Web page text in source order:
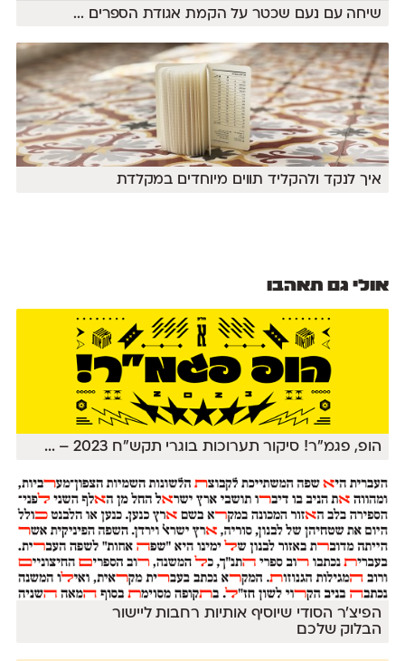
שיחה עם נעם שכטר על הקמת אגודת הספרים ...
איך לנקד ולהקליד תווים מיוחדים במקלדת
אולי גם תאהבו
הופ, פגמ״ר! סיקור תערוכות בוגרי תקש״ח 2023 – ...
הפיצ׳ר הסודי שיוסיף אותיות רחבות ליישור
הבלוק שלכם